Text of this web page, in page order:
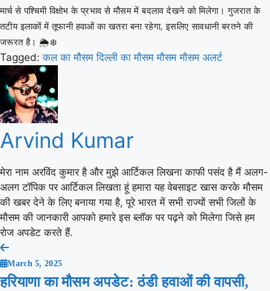
मार्च से पश्चिमी विक्षोभ के प्रभाव से मौसम में बदलाव देखने को मिलेगा। गुजरात के
तटीय इलाकों में तूफानी हवाओं का खतरा बना रहेगा, इसलिए सावधानी बरतने की
जरूरत है। 🌦️❄️
Tagged:कल का मौसम दिल्ली का मौसम मौसम मौसम अलर्ट
Arvind Kumar
मेरा नाम अरविंद कुमार है और मुझे आर्टिकल लिखना काफी पसंद है मैं अलग-
अलग टॉपिक पर आर्टिकल लिखता हूं हमारा यह वेबसाइट खास करके मौसम
की खबर देने के लिए बनाया गया है, पूरे भारत में सभी राज्यों सभी जिलों के
मौसम की जानकारी आपको हमारे इस ब्लॉक पर पढ़ने को मिलेगा जिसे हम
रोज अपडेट करते हैं.
Post
navigation
March 5, 2025
हरियाणा का मौसम अपडेट: ठंडी हवाओं की वापसी,